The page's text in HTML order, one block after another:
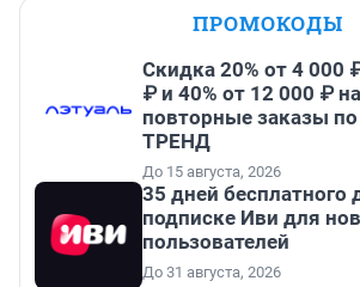
ПРОМОКОДЫ
Скидка 20% от 4 000
₽ и 40% от 12 000 ₽
повторные заказы
ТРЕНД
До 15 августа, 2026
35 дней бесплатного
подписке Иви для
пользователей
До 31 августа, 2026